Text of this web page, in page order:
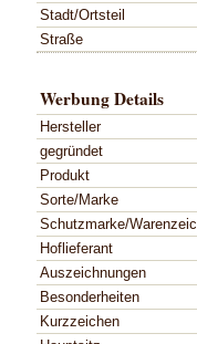
Stadt/Ortsteil
Straße
Werbung Details
Hersteller
gegründet
Produkt
Sorte/Marke
Schutzmarke/
Hoflieferant
Auszeichnungen
Besonderheiten
Kurzzeichen